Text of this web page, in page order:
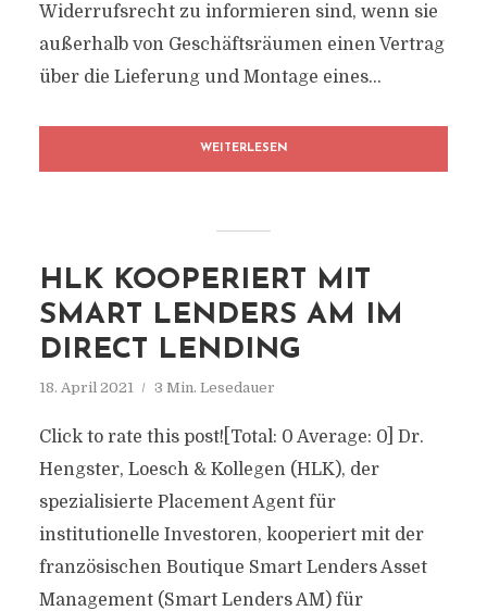
Widerrufsrecht zu informieren sind, wenn sie
außerhalb von Geschäftsräumen einen Vertrag
über die Lieferung und Montage eines...
WEITERLESEN
HLK KOOPERIERT MIT
SMART LENDERS AM IM
DIRECT LENDING
18. April 2021 3 Min. Lesedauer
Click to rate this post![Total: 0 Average: 0] Dr.
Hengster, Loesch & Kollegen (HLK), der
spezialisierte Placement Agent für
institutionelle Investoren, kooperiert mit der
französischen Boutique Smart Lenders Asset
Management (Smart Lenders AM) für